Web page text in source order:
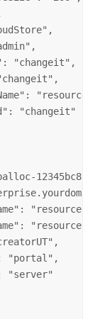
"changeit",
"changeit"
12345bc89",
"portal",
"server"